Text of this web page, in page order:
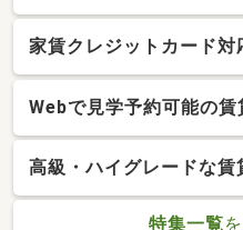
家賃クレジットカード対
Webで見学予約可能の賃
高級・ハイグレードな賃
特集一覧